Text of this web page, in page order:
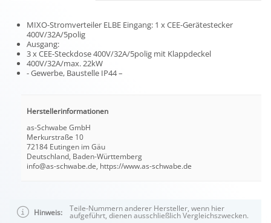
MIXO-Stromverteiler ELBE Eingang: 1 x CEE-Gerätestecker
400V/32A/5polig
Ausgang:
3 x CEE-Steckdose 400V/32A/5polig mit Klappdeckel
400V/32A/max. 22kW
- Gewerbe, Baustelle IP44 –
Herstellerinformationen
as-Schwabe GmbH
Merkurstraße 10
72184 Eutingen im Gäu
Deutschland, Baden-Württemberg
info@as-schwabe.de, https://www.as-schwabe.de
Hinweis: Teile-Nummern anderer Hersteller, wenn hier
aufgeführt, dienen ausschließlich Vergleichszwecken.